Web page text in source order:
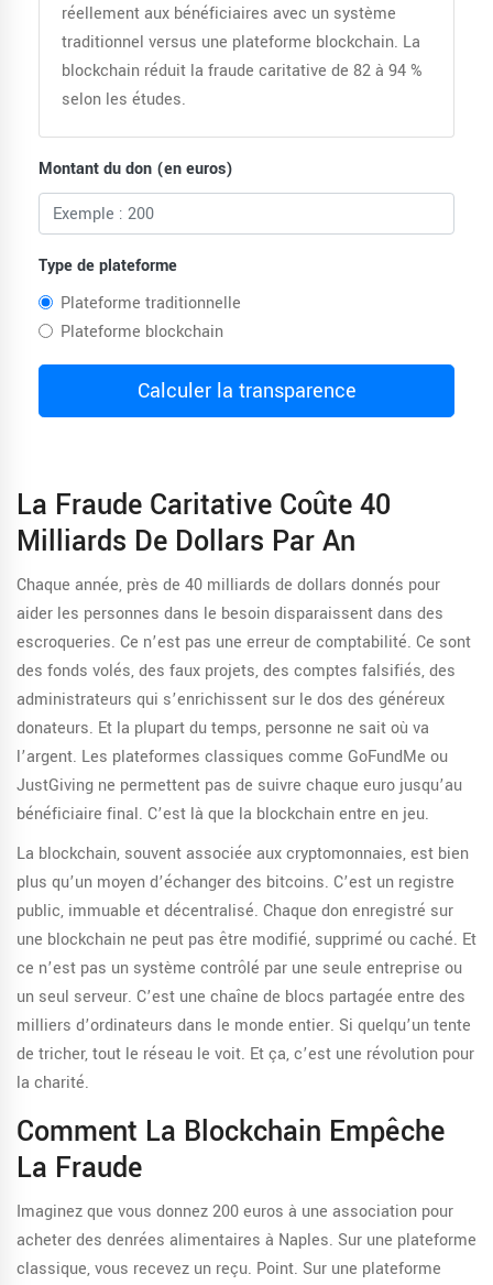
réellement aux bénéficiaires avec un système
traditionnel versus une plateforme blockchain. La
blockchain réduit la fraude caritative de 82 à 94 %
selon les études.
Montant du don (en euros)
Type de plateforme
Plateforme traditionnelle
Plateforme blockchain
Calculer la transparence
La Fraude Caritative Coûte 40
Milliards De Dollars Par An
Chaque année, près de 40 milliards de dollars donnés pour
aider les personnes dans le besoin disparaissent dans des
escroqueries. Ce n’est pas une erreur de comptabilité. Ce sont
des fonds volés, des faux projets, des comptes falsifiés, des
administrateurs qui s’enrichissent sur le dos des généreux
donateurs. Et la plupart du temps, personne ne sait où va
l’argent. Les plateformes classiques comme GoFundMe ou
JustGiving ne permettent pas de suivre chaque euro jusqu’au
bénéficiaire final. C’est là que la blockchain entre en jeu.
La blockchain, souvent associée aux cryptomonnaies, est bien
plus qu’un moyen d’échanger des bitcoins. C’est un registre
public, immuable et décentralisé. Chaque don enregistré sur
une blockchain ne peut pas être modifié, supprimé ou caché. Et
ce n’est pas un système contrôlé par une seule entreprise ou
un seul serveur. C’est une chaîne de blocs partagée entre des
milliers d’ordinateurs dans le monde entier. Si quelqu’un tente
de tricher, tout le réseau le voit. Et ça, c’est une révolution pour
la charité.
Comment La Blockchain Empêche
La Fraude
Imaginez que vous donnez 200 euros à une association pour
acheter des denrées alimentaires à Naples. Sur une plateforme
classique, vous recevez un reçu. Point. Sur une plateforme